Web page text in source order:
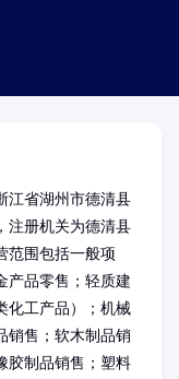
江省湖州市德清县
注册机关为德清县
范围包括一般项
产品零售；轻质建
化工产品）；机械
销售；软木制品销
胶制品销售；塑料